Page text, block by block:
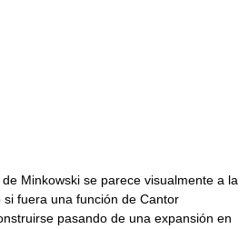
Minkowski se parece visualmente a la
fuera una función de Cantor
pasando de una expansión en